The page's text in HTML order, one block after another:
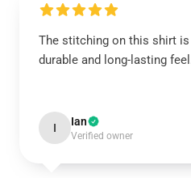
The stitching on this shirt
durable and long-lasting
I Ian
Verified owner